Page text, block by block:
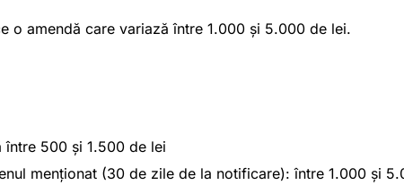
o amendă care variază între 1.000 și 5.000 de lei.
500 și 1.500 de lei
menționat (30 de zile de la notificare): între 1.000 și